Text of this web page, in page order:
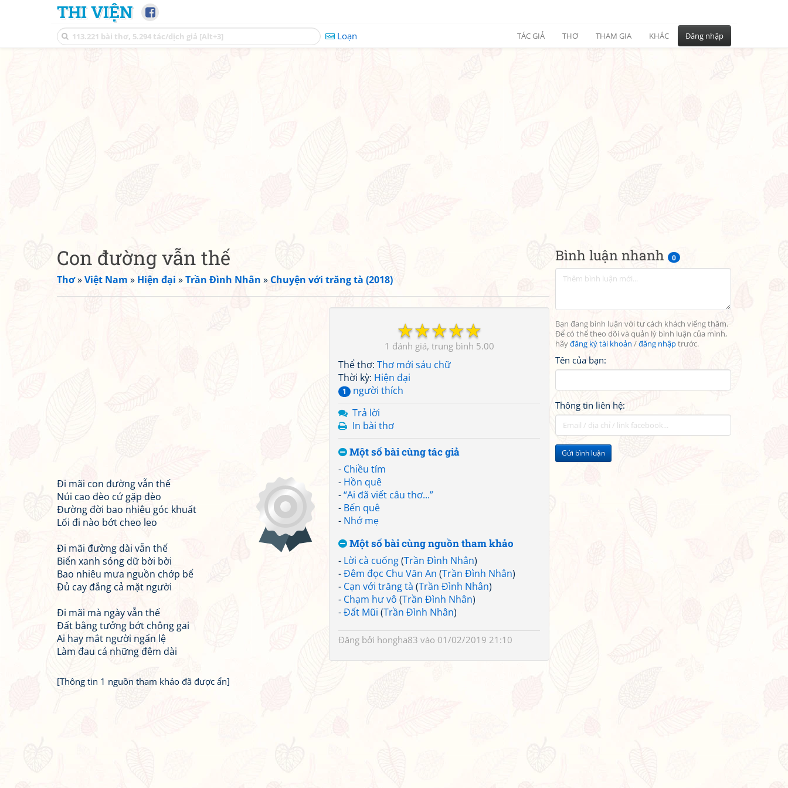
THI VIỆN
Loạn TÁC GIẢ THƠ THAM GIA KHÁC Đăng nhập
Bình luận nhanh 0
Bạn đang bình luận với tư cách khách viếng thăm.
Để có thể theo dõi và quản lý bình luận của mình,
hãyđăng ký tài khoản /đăng nhậptrước.
Tên của bạn:
Thông tin liên hệ:
Gửi bình luận
Con đường vẫn thế
Thơ»Việt Nam » Hiện đại »Trần Đình Nhân » Chuyện với trăng tà (2018)
☆
☆
☆
☆
☆
1 5.00
Thể thơ: Thơ mới sáu chữ
Thời kỳ: Hiện đại
1
người thích
Trả lời
In bài thơ
Một số bài cùng tác giả
- Chiều tím
- Hồn quê
-“Ai đã viết câu thơ...”
- Bến quê
- Nhớ mẹ
Một số bài cùng nguồn tham khảo
- Lời cà cuống(Trần Đình Nhân)
-Đêm đọc Chu Văn An (Trần Đình Nhân)
- Cạn với trăng tà (Trần Đình Nhân)
- Chạm hư vô (Trần Đình Nhân)
-Đất Mũi (Trần Đình Nhân)
Đăng bởi hongha83 vào 01/02/2019 21:10
Đi mãi con đường vẫn thế
Núi cao đèo cứ gặp đèo
Đường đời bao nhiêu góc khuất
Lối đi nào bớt cheo leo
Đi mãi đường dài vẫn thế
Biển xanh sóng dữ bời bời
Bao nhiêu mưa nguồn chớp bể
Đủ cay đắng cả mặt người
Đi mãi mà ngày vẫn thế
Đất bằng tưởng bớt chông gai
Ai hay mắt người ngấn lệ
Làm đau cả những đêm dài
[Thông tin 1 nguồn tham khảo đã được ẩn]